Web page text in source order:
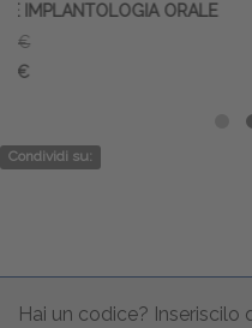
FISIOLOGIA ORALE E
Condividi su:
Hai un codice? Inseriscilo